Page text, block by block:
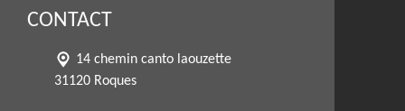
CONTACT
14 chemin canto laouzette
31120 Roques